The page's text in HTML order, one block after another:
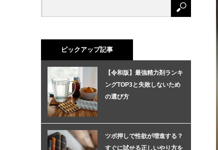
ピックアップ記事
【令和版】最強精力剤ランキ
ングTOP3と失敗しないため
の選び方
ツボ押しで性欲が増進する？
すぐに試せる正しいやり方を